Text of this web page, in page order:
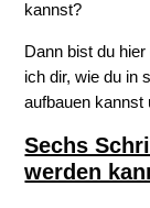
kannst?
Dann bist du
ich dir, wie du in
aufbauen kannst
Sechs
werden